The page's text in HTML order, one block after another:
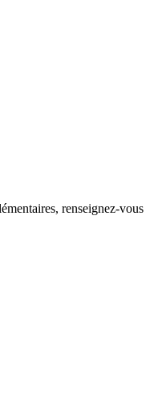
renseignez-vous